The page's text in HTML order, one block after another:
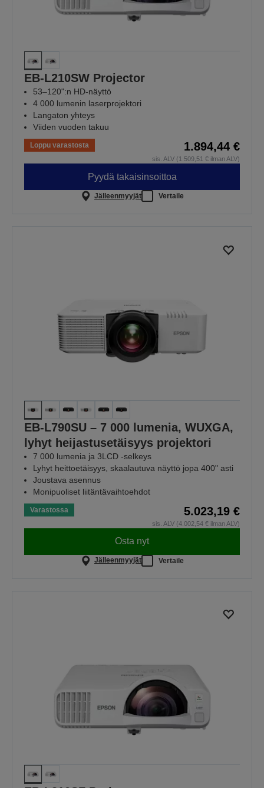
EB-L210SW Projector
53–120":n HD-näyttö
4 000 lumenin laserprojektori
Langaton yhteys
Viiden vuoden takuu
Loppu varastosta 1.894,44 €
sis. ALV (1.509,51 € ilman ALV)
Pyydä takaisinsoittoa
Jälleenmyyjät Vertaile
EB-L790SU – 7 000 lumenia, WUXGA,
lyhyt heijastusetäisyys projektori
7 000 lumenia ja 3LCD -selkeys
Lyhyt heittoetäisyys, skaalautuva näyttö jopa 400" asti
Joustava asennus
Monipuoliset liitäntävaihtoehdot
Varastossa 5.023,19 €
sis. ALV (4.002,54 € ilman ALV)
Osta nyt
Jälleenmyyjät Vertaile